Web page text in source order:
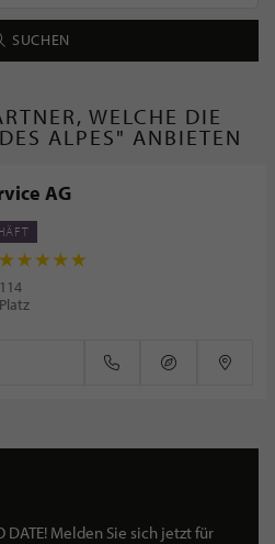
SUCHEN
WELCHE DIE
ALPES" ANBIETEN
AG
DATE! Melden Sie sich jetzt für